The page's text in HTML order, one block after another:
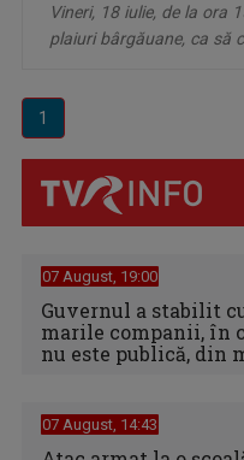
Vineri, 18 iulie, de la ora
plaiuri bârgăuane, ca să
1
07 August, 19:00
Guvernul a stabilit
marile companii, în
nu este publică, din
07 August, 14:43